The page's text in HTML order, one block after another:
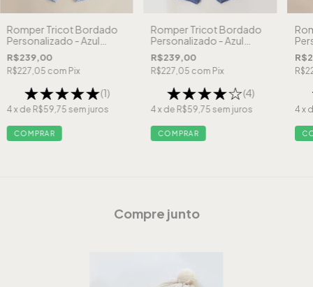
Romper Tricot Bordado
Personalizado - Azul
Claro
R$239,00
R$227,05 com Pix
(1)
4 x de R$59,75 sem juros
COMPRAR
Romper Tricot Bordado
Personalizado - Azul
Jeans
R$239,00
R$227,05 com Pix
(4)
4 x de R$59,75 sem juros
COMPRAR
4 x
Compre junto